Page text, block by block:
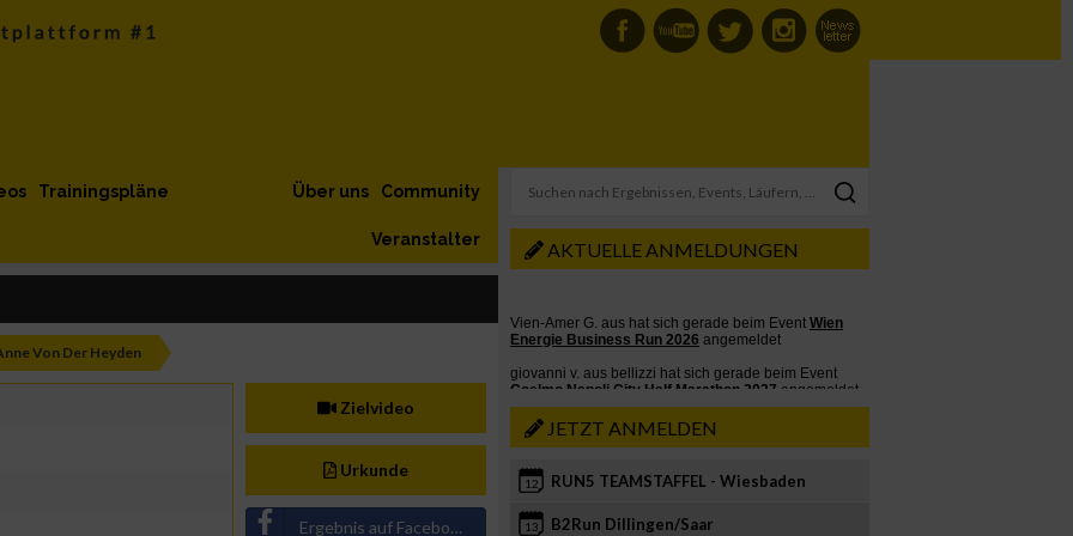
Trainingspläne Community
Über uns
Veranstalter
Von Der Heyden
Zielvideo
Urkunde
Ergebnis auf Facebook teilen
AKTUELLE ANMELDUNGEN
JETZT ANMELDEN
12 RUN5 TEAMSTAFFEL - Wiesbaden
13 B2Run Dillingen/Saar